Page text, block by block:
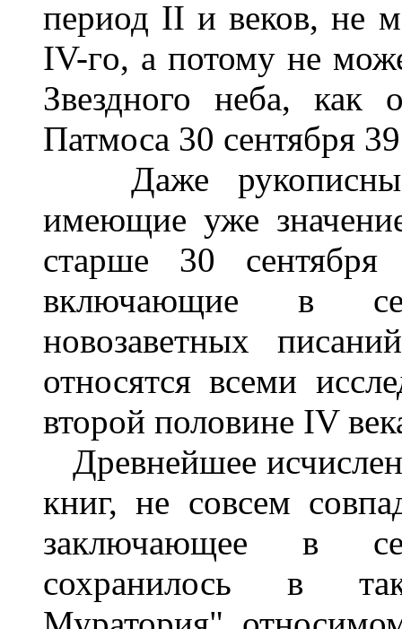
период II и веков, не
IV-гo, а потому не
Звездного неба, как
Патмоса 30 сентября
Даже рукописные
имеющие уже
старше 30
включающие в
новозаветных
относятся всеми
второй половине IV
Древнейшее
книг, не совсем
заключающее в
сохранилось в